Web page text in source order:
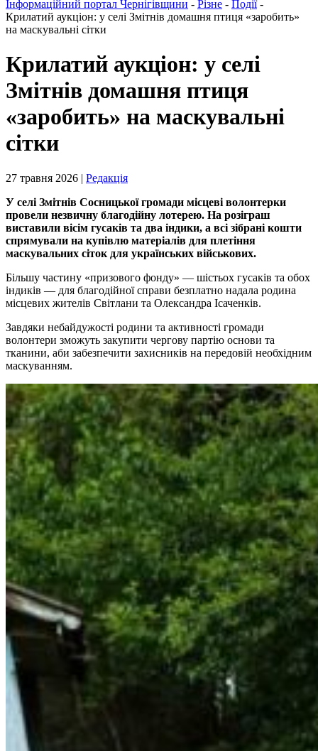
Інформаційний портал Чернігівщини - Різне - Події-
Крилатий аукціон: у селі Змітнів домашня птиця «заробить»
на маскувальні сітки
Крилатий аукціон: у селі
Змітнів домашня птиця
«заробить» на маскувальні
сітки
27 травня 2026 | Редакція
У селі Змітнів Сосницької громади місцеві волонтерки
провели незвичну благодійну лотерею. На розіграш
виставили вісім гусаків та два індики, а всі зібрані кошти
спрямували на купівлю матеріалів для плетіння
маскувальних сіток для українських військових.
Більшу частину «призового фонду» — шістьох гусаків та обох
індиків — для благодійної справи безплатно надала родина
місцевих жителів Світлани та Олександра Ісаченків.
Завдяки небайдужості родини та активності громади
волонтери зможуть закупити чергову партію основи та
тканини, аби забезпечити захисників на передовій необхідним
маскуванням.